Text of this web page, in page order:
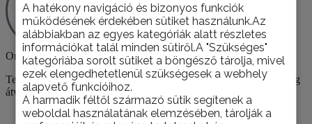
A hatékony navigáció és bizonyos funkciók
működésének érdekében sütiket használunk.Az
alábbiakban az egyes kategóriák alatt részletes
információkat talál minden sütiről.A "Szükséges"
kategóriába sorolt sütiket a böngésző tárolja, mivel
ezek elengedhetetlenül szükségesek a webhely
alapvető funkcióihoz.
A harmadik féltől származó sütik segítenek a
weboldal használatának elemzésében, tárolják a
Országos házhoz szállítás
Termékeinket nemcsak személyesen, telephelyünkön van lehetőség
átvenni, hanem házhoz is szállítjuk szükség esetén.